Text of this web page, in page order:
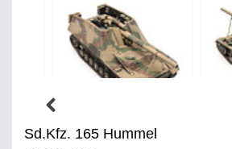
Sd.Kfz. 165 Hummel